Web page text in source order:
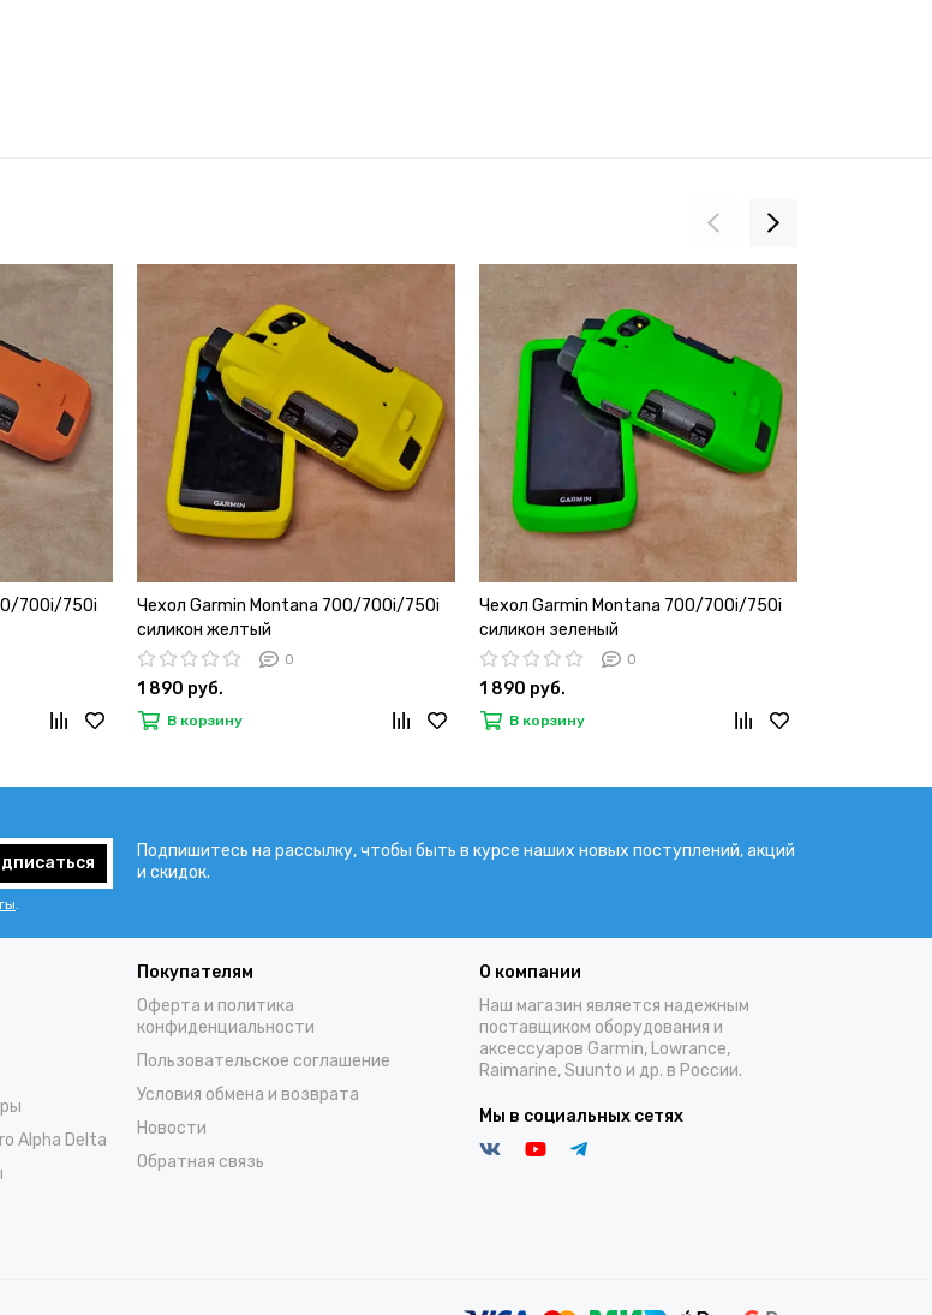
700i/750i
Чехол Garmin Montana 700/700i/750i
силикон желтый
0
1 890 руб.
В корзину
Чехол Garmin Montana 700/700i/750i
силикон зеленый
0
1 890 руб.
В корзину
.
Подпишитесь на рассылку, чтобы быть в курсе наших новых поступлений, акций
и скидок.
Alpha Delta
Покупателям
Оферта и политика
конфиденциальности
Пользовательское соглашение
Условия обмена и возврата
Новости
Обратная связь
О компании
Наш магазин является надежным
поставщиком оборудования и
аксессуаров Garmin, Lowrance,
Raimarine, Suunto и др. в России.
Мы в социальных сетях